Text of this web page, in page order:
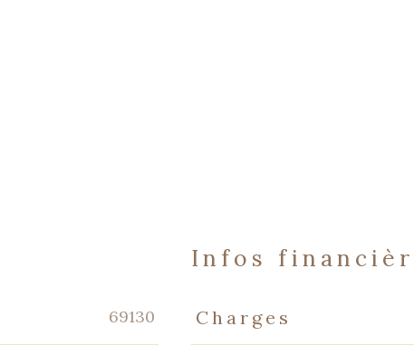
69130
infos
Caractéristiques
Charges